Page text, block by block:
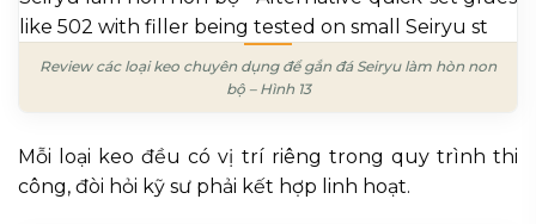
Review các loại keo chuyên dụng để gắn đá Seiryu làm hòn non
bộ – Hình 13
Mỗi loại keo đều có vị trí riêng trong quy trình thi
công, đòi hỏi kỹ sư phải kết hợp linh hoạt.